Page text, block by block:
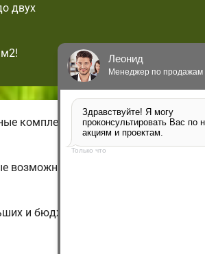
двух
комплектации бюджетных
возможно изменить по своим
и бюджетных до больших двух-
Леонид
Менеджер по продажам
Здравствуйте! Я могу
проконсультировать Вас по
акциям и проектам.
Только что